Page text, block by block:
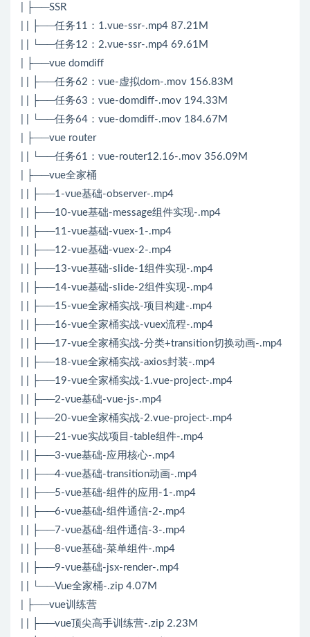
| ├──SSR
| | ├──任务11：1.vue-ssr-.mp4 87.21M
| | └──任务12：2.vue-ssr-.mp4 69.61M
| ├──vue domdiff
| | ├──任务62：vue-虚拟dom-.mov 156.83M
| | ├──任务63：vue-domdiff-.mov 194.33M
| | └──任务64：vue-domdiff-.mov 184.67M
| ├──vue router
| | └──任务61：vue-router12.16-.mov 356.09M
| ├──vue全家桶
| | ├──1-vue基础-observer-.mp4
| | ├──10-vue基础-message组件实现-.mp4
| | ├──11-vue基础-vuex-1-.mp4
| | ├──12-vue基础-vuex-2-.mp4
| | ├──13-vue基础-slide-1组件实现-.mp4
| | ├──14-vue基础-slide-2组件实现-.mp4
| | ├──15-vue全家桶实战-项目构建-.mp4
| | ├──16-vue全家桶实战-vuex流程-.mp4
| | ├──17-vue全家桶实战-分类+transition切换动画-.mp4
| | ├──18-vue全家桶实战-axios封装-.mp4
| | ├──19-vue全家桶实战-1.vue-project-.mp4
| | ├──2-vue基础-vue-js-.mp4
| | ├──20-vue全家桶实战-2.vue-project-.mp4
| | ├──21-vue实战项目-table组件-.mp4
| | ├──3-vue基础-应用核心-.mp4
| | ├──4-vue基础-transition动画-.mp4
| | ├──5-vue基础-组件的应用-1-.mp4
| | ├──6-vue基础-组件通信-2-.mp4
| | ├──7-vue基础-组件通信-3-.mp4
| | ├──8-vue基础-菜单组件-.mp4
| | ├──9-vue基础-jsx-render-.mp4
| | └──Vue全家桶-.zip 4.07M
| ├──vue训练营
| | ├──vue顶尖高手训练营-.zip 2.23M